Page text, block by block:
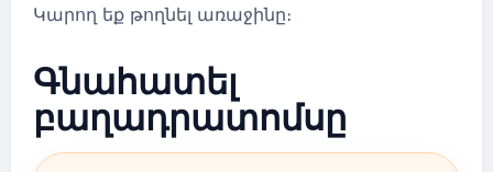
Կարող եք թողնել առաջինը։
Գնահատել
բաղադրատոմսը